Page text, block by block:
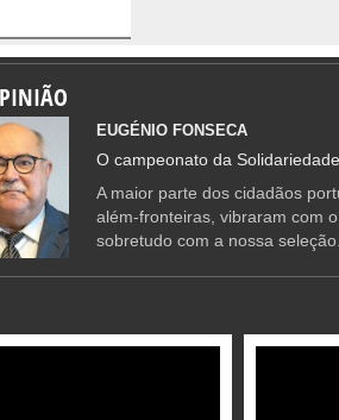
EUGÉNIO FONSECA
O campeonato da Solidariedade
A maior parte dos cidadãos
além-fronteiras, vibraram com
sobretudo com a nossa seleção.